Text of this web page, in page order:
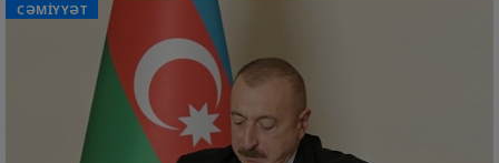
CƏMİYYƏT